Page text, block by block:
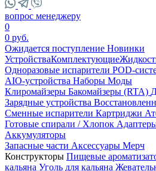
вопрос менеджеру
0
0 руб.
Ожидается поступление Новинки
УстройстваКомплектующие
Одноразовые испарители POD-
AIO-устройства Наборы Моды
Клиромайзеры Бакомайзеры (RTA)
Зарядные устройства
Сменные испарители Картриджи
Готовые спирали / Хлопок
Аккумуляторы
Запасные части Аксессуары Мерч
Конструкторы Пищевые
кальяна Уголь для кальяна